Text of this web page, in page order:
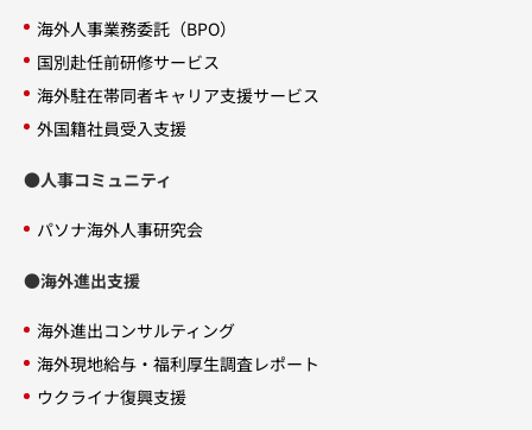
海外人事業務委託（BPO）
国別赴任前研修サービス
海外駐在帯同者キャリア支援サービス
外国籍社員受入支援
●人事コミュニティ
パソナ海外人事研究会
●海外進出支援
海外進出コンサルティング
海外現地給与・福利厚生調査レポート
ウクライナ復興支援